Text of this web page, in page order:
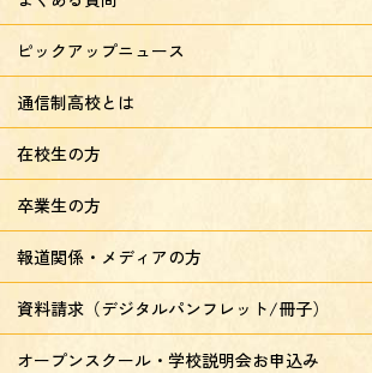
ピックアップニュース
通信制高校とは
在校生の方
卒業生の方
報道関係・メディアの方
資料請求（デジタルパンフレット/冊子）
オープンスクール・学校説明会お申込み